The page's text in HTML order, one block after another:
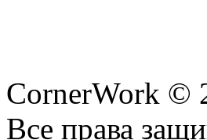
CornerWork ©
Все права